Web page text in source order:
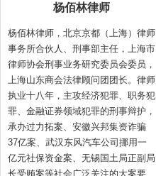
杨佰林律师
杨佰林律师，北京京都（上海）律师
事务所合伙人、刑事部主任，上海市
律师协会刑事业务研究委员会委员，
上海山东商会法律顾问团团长。律师
执业十八年，主攻经济犯罪、职务犯
罪、金融证券领域犯罪的刑事辩护，
承办过力拓案、安徽兴邦集资诈骗
37亿案、武汉东风汽车公司挪用一
亿元社保资金案、无锡国土局正副局
长受贿案等社会广泛关注的大案要